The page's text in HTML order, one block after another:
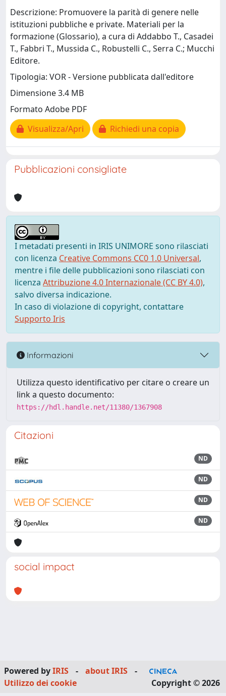
Descrizione: Promuovere la parità di genere nelle
istituzioni pubbliche e private. Materiali per la
formazione (Glossario), a cura di Addabbo T., Casadei
T., Fabbri T., Mussida C., Robustelli C., Serra C.; Mucchi
Editore.
Tipologia: VOR - Versione pubblicata dall'editore
Dimensione 3.4 MB
Formato Adobe PDF
Visualizza/Apri
Richiedi una copia
Pubblicazioni consigliate
I metadati presenti in IRIS UNIMORE sono rilasciati
con licenza Creative Commons CC0 1.0 Universal,
mentre i file delle pubblicazioni sono rilasciati con
licenza Attribuzione 4.0 Internazionale (CC BY 4.0),
salvo diversa indicazione.
In caso di violazione di copyright, contattare
Supporto Iris
Informazioni
Utilizza questo identificativo per citare o creare un
link a questo documento:
https://hdl.handle.net/11380/1367908
Citazioni
ND
ND
ND
ND
social impact
Powered byIRIS - about IRIS
-
Utilizzo dei cookie
Copyright © 2026